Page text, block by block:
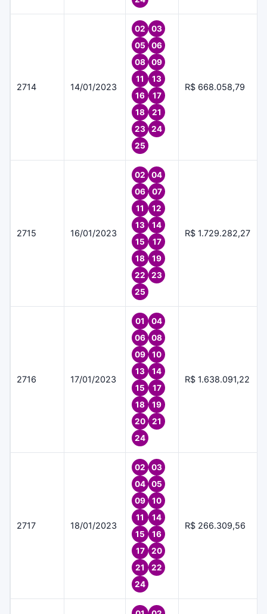
2714 14/01/2023
02
03
05
06
08
09
11
13
16
17
18
21
23
24
25
R$ 668.058,79
2715 16/01/2023
02
04
06
07
11
12
13
14
15
17
18
19
22
23
25
R$ 1.729.282,27
2716 17/01/2023
01
04
06
08
09
10
13
14
15
17
18
19
20
21
24
R$ 1.638.091,22
2717 18/01/2023
02
03
04
05
09
10
11
14
15
16
17
20
21
22
24
R$ 266.309,56